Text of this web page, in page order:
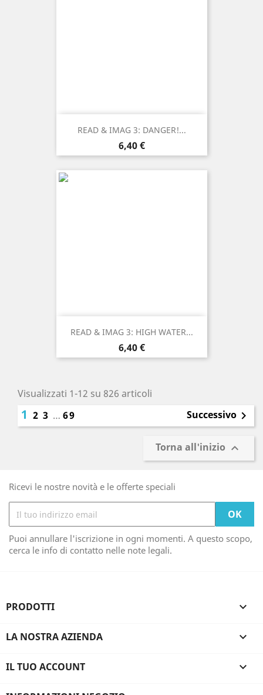
READ & IMAG 3: DANGER!...
Prezzo
6,40 €
READ & IMAG 3: HIGH WATER...
Prezzo
6,40 €
Visualizzati 1-12 su 826 articoli
1 2 3 … 69 Successivo 
Torna all'inizio 
Ricevi le nostre novità e le offerte speciali
Puoi annullare l'iscrizione in ogni momenti. A questo scopo,
cerca le info di contatto nelle note legali.
PRODOTTI 
LA NOSTRA AZIENDA 
IL TUO ACCOUNT 